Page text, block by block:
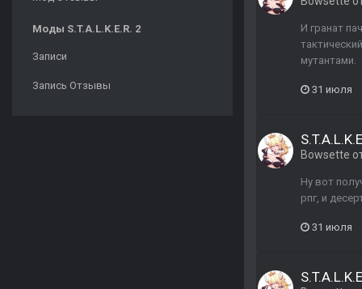
Моды S.T.A.L.K.E.R. 2
Записи
Запись Отзывы
И гранат
мутантами.
31 июля
Bowsette
Ну вот
рпг, и
31 июля